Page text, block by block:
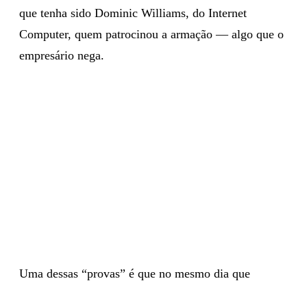
que tenha sido Dominic Williams, do Internet
Computer, quem patrocinou a armação — algo que o
empresário nega.
Uma dessas “provas” é que no mesmo dia que